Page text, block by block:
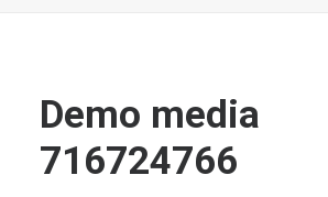
Demo media
716724766